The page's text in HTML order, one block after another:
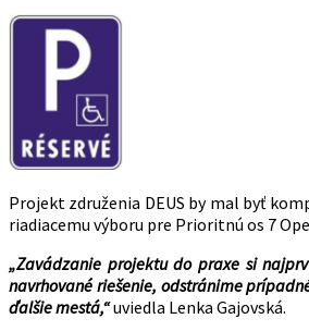
Projekt združenia DEUS by mal byť
riadiacemu výboru pre Prioritnú os 7
„Zavádzanie projektu do praxe si
navrhované riešenie, odstránime
ďalšie mestá,“uviedla Lenka Gajovská.